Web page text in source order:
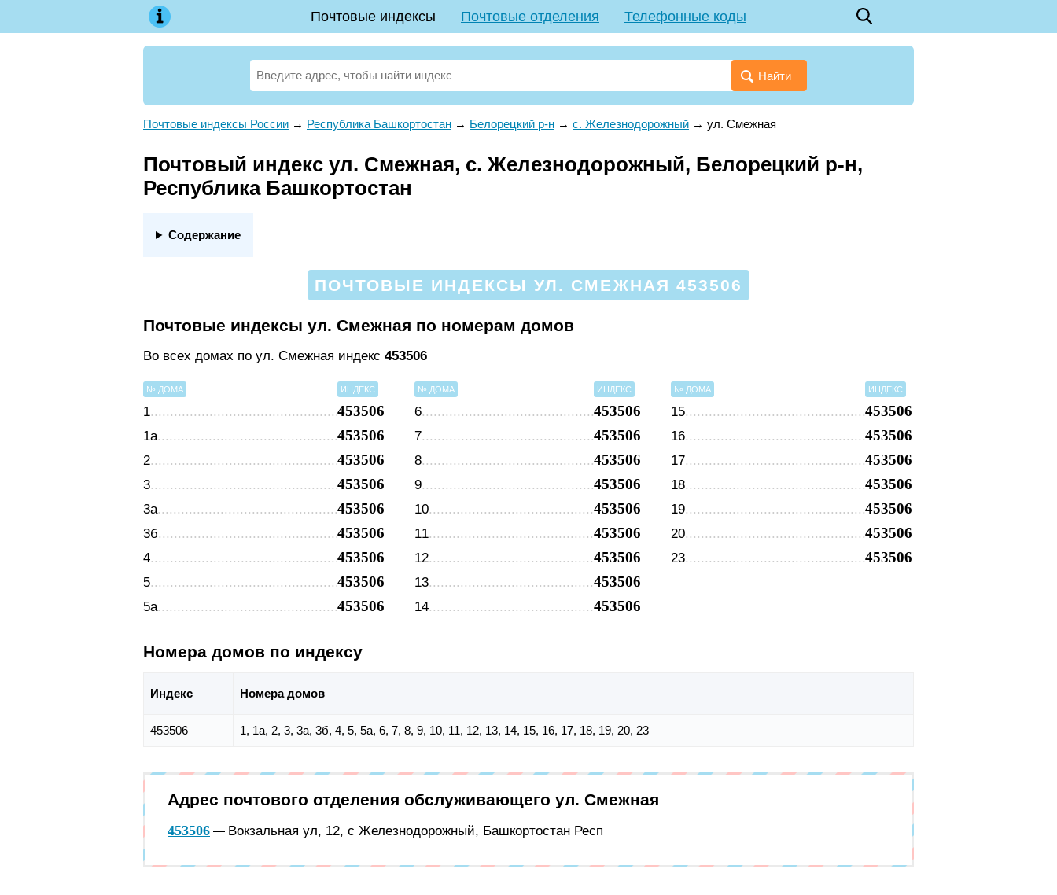
Почтовые индексы Почтовые отделения Телефонные коды
Найти
Почтовые индексы России → Республика Башкортостан → Белорецкий р-н → с. Железнодорожный → ул. Смежная
Почтовый индекс ул. Смежная, с. Железнодорожный, Белорецкий р-н,
Республика Башкортостан
Содержание
ПОЧТОВЫЕ ИНДЕКСЫ УЛ. СМЕЖНАЯ 453506
Почтовые индексы ул. Смежная по номерам домов
Во всех домах по ул. Смежная индекс 453506
№ ДОМА ИНДЕКС
1 453506
1а 453506
2 453506
3 453506
3а 453506
3б 453506
4 453506
5 453506
5а 453506
№ ДОМА ИНДЕКС
6 453506
7 453506
8 453506
9 453506
10 453506
11 453506
12 453506
13 453506
14 453506
№ ДОМА ИНДЕКС
15 453506
16 453506
17 453506
18 453506
19 453506
20 453506
23 453506
Номера домов по индексу
Индекс Номера домов
453506 1, 1а, 2, 3, 3а, 3б, 4, 5, 5а, 6, 7, 8, 9, 10, 11, 12, 13, 14, 15, 16, 17, 18, 19, 20, 23
Адрес почтового отделения обслуживающего ул. Смежная
453506 — Вокзальная ул, 12, с Железнодорожный, Башкортостан Респ